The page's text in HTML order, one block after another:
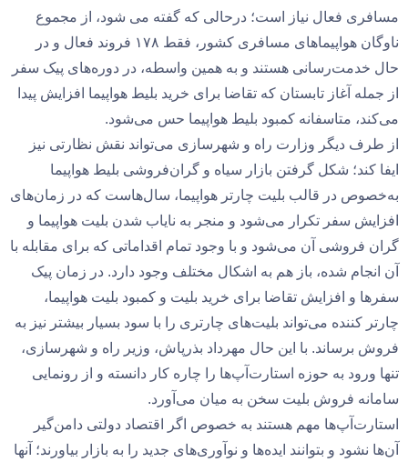
مسافری فعال نیاز است؛ درحالی‌ که گفته می شود، از مجموع
ناوگان هواپیماهای مسافری کشور، فقط ۱۷۸ فروند فعال و در
حال خدمت‌رسانی هستند و به همین واسطه، در دوره‌های پیک سفر
از جمله آغاز تابستان که تقاضا برای خرید بلیط هواپیما افزایش پیدا
می‌کند، متاسفانه کمبود بلیط هواپیما حس می‌شود.
از طرف دیگر وزارت راه و شهرسازی می‌تواند نقش نظارتی نیز
ایفا کند؛ شکل گرفتن بازار سیاه و گران‌فروشی بلیط هواپیما
به‌خصوص در قالب بلیت چارتر هواپیما، سال‌هاست که در زمان‌های
افزایش سفر تکرار می‌شود و منجر به نایاب شدن بلیت هواپیما و
گران فروشی آن می‌شود و با وجود تمام اقداماتی که برای مقابله با
آن انجام شده، باز هم به اشکال مختلف وجود دارد. در زمان پیک
سفرها و افزایش تقاضا برای خرید بلیت و کمبود بلیت هواپیما،
چارتر کننده می‌تواند بلیت‌های چارتری را با سود بسیار بیشتر نیز به
فروش برساند. با این حال مهرداد بذرپاش، وزیر راه و شهرسازی،
تنها ورود به حوزه استارت‌آپ‌ها را چاره کار دانسته و از رونمایی
سامانه فروش بلیت سخن به میان می‌آورد.
استارت‌آپ‌ها مهم هستند به خصوص اگر اقتصاد دولتی دامن‌گیر
آن‌ها نشود و بتوانند ایده‌ها و نوآوری‌های جدید را به بازار بیاورند؛ آنها